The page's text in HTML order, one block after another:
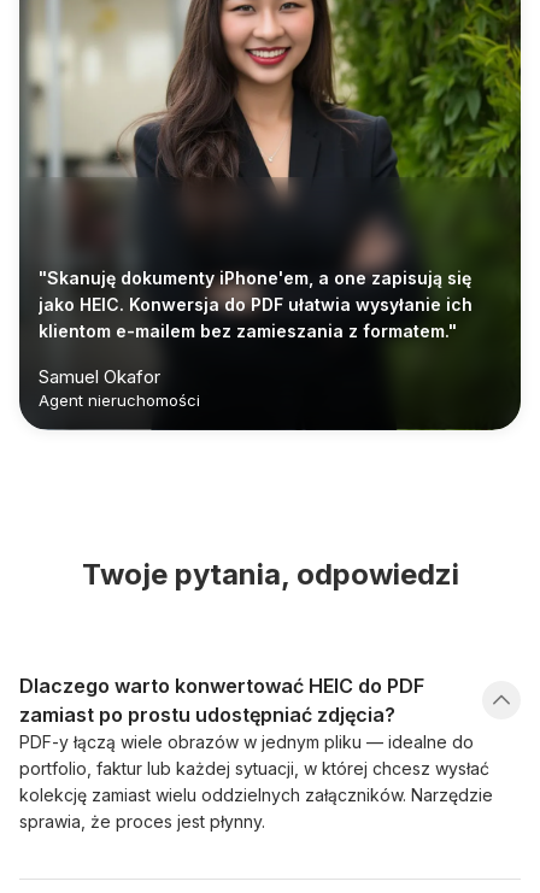
"Skanuję dokumenty iPhone'em, a one zapisują się
jako HEIC. Konwersja do PDF ułatwia wysyłanie ich
klientom e-mailem bez zamieszania z formatem."
Samuel Okafor
Agent nieruchomości
Twoje pytania, odpowiedzi
Dlaczego warto konwertować HEIC do PDF
zamiast po prostu udostępniać zdjęcia?
PDF-y łączą wiele obrazów w jednym pliku — idealne do
portfolio, faktur lub każdej sytuacji, w której chcesz wysłać
kolekcję zamiast wielu oddzielnych załączników. Narzędzie
sprawia, że proces jest płynny.